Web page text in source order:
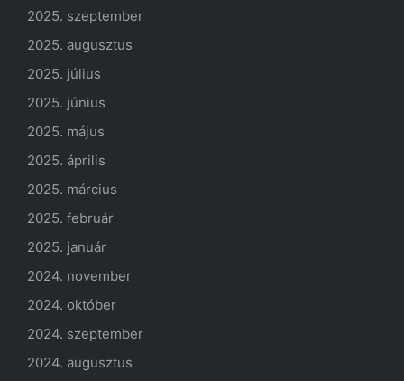
2025. szeptember
2025. augusztus
2025. július
2025. június
2025. május
2025. április
2025. március
2025. február
2025. január
2024. november
2024. október
2024. szeptember
2024. augusztus